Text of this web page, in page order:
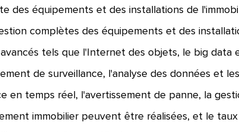
des équipements et des installations de
complètes des équipements et des
tels que l'Internet des objets, le big
de surveillance, l'analyse des données et
en temps réel, l'avertissement de panne, la
immobilier peuvent être réalisées, et le